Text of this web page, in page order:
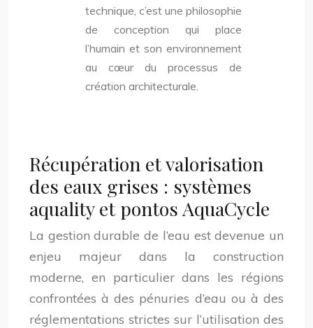
technique, c’est une philosophie
de conception qui place
l’humain et son environnement
au cœur du processus de
création architecturale.
Récupération et valorisation
des eaux grises : systèmes
aquality et pontos AquaCycle
La gestion durable de l’eau est devenue un
enjeu majeur dans la construction
moderne, en particulier dans les régions
confrontées à des pénuries d’eau ou à des
réglementations strictes sur l’utilisation des